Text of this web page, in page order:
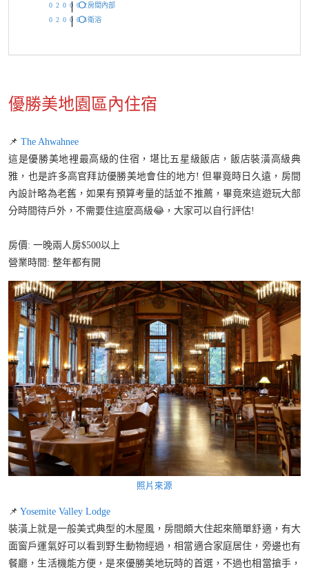
⭕️ 房間內部
⭕️ 衛浴
優勝美地園區內住宿
📌 The Ahwahnee
這是優勝美地裡最高級的住宿，堪比五星級飯店，飯店裝潢高級典
雅，也是許多高官拜訪優勝美地會住的地方! 但畢竟時日久遠，房間
內設計略為老舊，如果有預算考量的話並不推薦，畢竟來這遊玩大部
分時間待戶外，不需要住這麼高級😂，大家可以自行評估!
房價: 一晚兩人房$500以上
營業時間: 整年都有開
照片來源
📌 Yosemite Valley Lodge
裝潢上就是一般美式典型的木屋風，房間頗大住起來簡單舒適，有大
面窗戶運氣好可以看到野生動物經過，相當適合家庭居住，旁邊也有
餐廳，生活機能方便，是來優勝美地玩時的首選，不過也相當搶手，